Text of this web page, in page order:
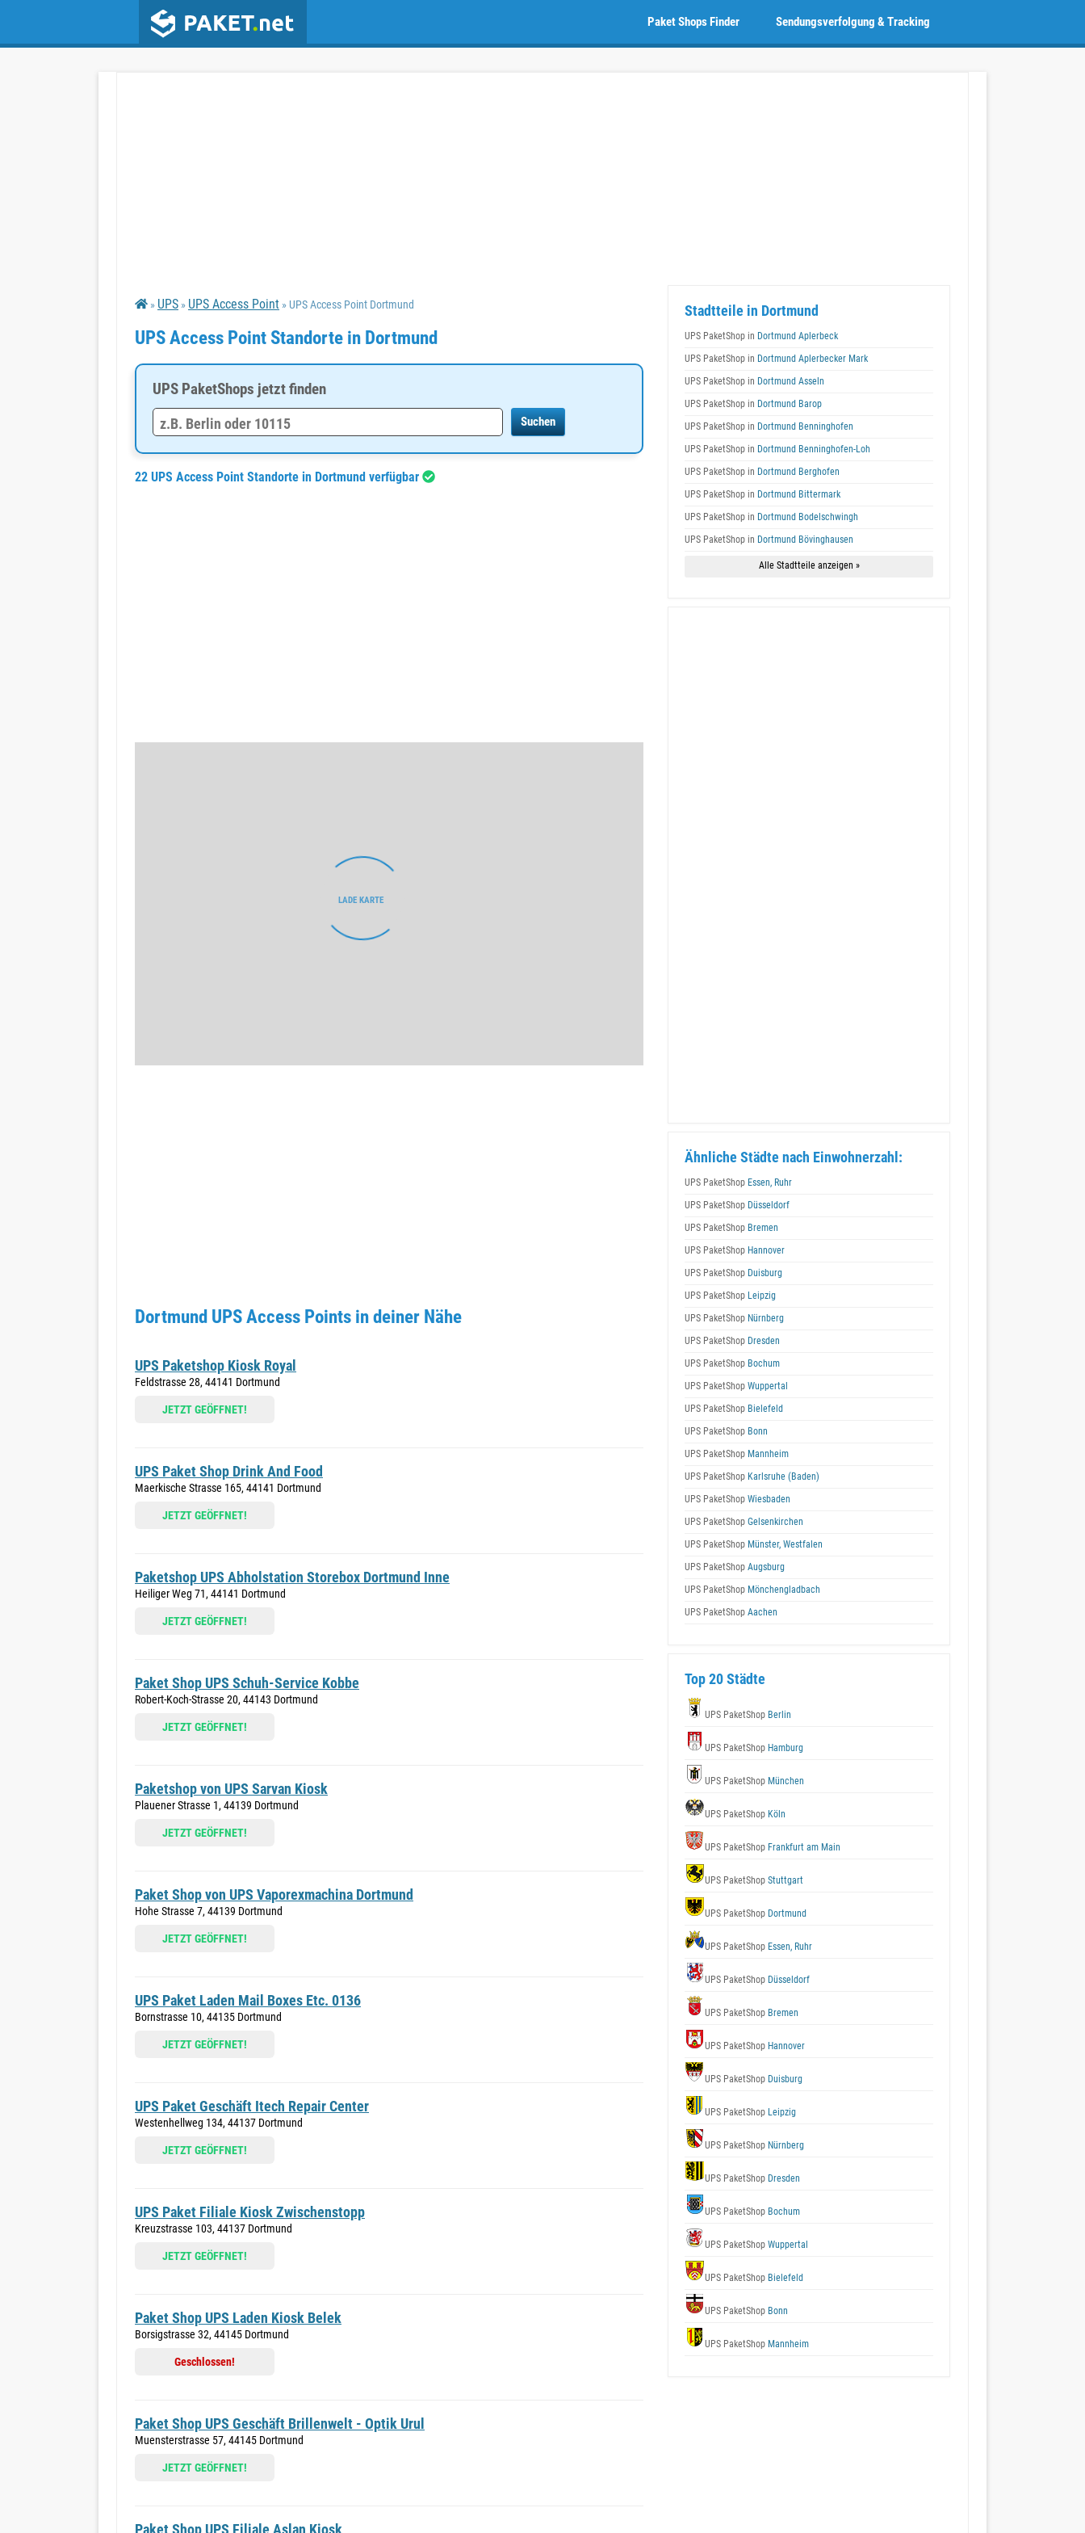
Sendungsverfolgung & Tracking
Paket Shops Finder
» UPS » UPS Access Point » UPS Access Point Dortmund
UPS Access Point Standorte in Dortmund
UPS PaketShops jetzt finden
22 UPS Access Point Standorte in Dortmund verfügbar
Dortmund UPS Access Points in deiner Nähe
UPS Paketshop Kiosk Royal
Feldstrasse 28, 44141 Dortmund
JETZT GEÖFFNET!
UPS Paket Shop Drink And Food
Maerkische Strasse 165, 44141 Dortmund
JETZT GEÖFFNET!
Paketshop UPS Abholstation Storebox Dortmund Inne
Heiliger Weg 71, 44141 Dortmund
JETZT GEÖFFNET!
Paket Shop UPS Schuh-Service Kobbe
Robert-Koch-Strasse 20, 44143 Dortmund
JETZT GEÖFFNET!
Paketshop von UPS Sarvan Kiosk
Plauener Strasse 1, 44139 Dortmund
JETZT GEÖFFNET!
Paket Shop von UPS Vaporexmachina Dortmund
Hohe Strasse 7, 44139 Dortmund
JETZT GEÖFFNET!
UPS Paket Laden Mail Boxes Etc. 0136
Bornstrasse 10, 44135 Dortmund
JETZT GEÖFFNET!
UPS Paket Geschäft Itech Repair Center
Westenhellweg 134, 44137 Dortmund
JETZT GEÖFFNET!
UPS Paket Filiale Kiosk Zwischenstopp
Kreuzstrasse 103, 44137 Dortmund
JETZT GEÖFFNET!
Paket Shop UPS Laden Kiosk Belek
Borsigstrasse 32, 44145 Dortmund
Geschlossen!
Paket Shop UPS Geschäft Brillenwelt - Optik Urul
Muensterstrasse 57, 44145 Dortmund
JETZT GEÖFFNET!
Paket Shop UPS Filiale Aslan Kiosk
Stadtteile in Dortmund
UPS PaketShop in Dortmund Aplerbeck
UPS PaketShop in Dortmund Aplerbecker Mark
UPS PaketShop in Dortmund Asseln
UPS PaketShop in Dortmund Barop
UPS PaketShop in Dortmund Benninghofen
UPS PaketShop in Dortmund Benninghofen-Loh
UPS PaketShop in Dortmund Berghofen
UPS PaketShop in Dortmund Bittermark
UPS PaketShop in Dortmund Bodelschwingh
UPS PaketShop in Dortmund Bövinghausen
Alle Stadtteile anzeigen »
Ähnliche Städte nach Einwohnerzahl:
UPS PaketShop Essen, Ruhr
UPS PaketShop Düsseldorf
UPS PaketShop Bremen
UPS PaketShop Hannover
UPS PaketShop Duisburg
UPS PaketShop Leipzig
UPS PaketShop Nürnberg
UPS PaketShop Dresden
UPS PaketShop Bochum
UPS PaketShop Wuppertal
UPS PaketShop Bielefeld
UPS PaketShop Bonn
UPS PaketShop Mannheim
UPS PaketShop Karlsruhe (Baden)
UPS PaketShop Wiesbaden
UPS PaketShop Gelsenkirchen
UPS PaketShop Münster, Westfalen
UPS PaketShop Augsburg
UPS PaketShop Mönchengladbach
UPS PaketShop Aachen
Top 20 Städte
UPS PaketShop Berlin
UPS PaketShop Hamburg
UPS PaketShop München
UPS PaketShop Köln
UPS PaketShop Frankfurt am Main
UPS PaketShop Stuttgart
UPS PaketShop Dortmund
UPS PaketShop Essen, Ruhr
UPS PaketShop Düsseldorf
UPS PaketShop Bremen
UPS PaketShop Hannover
UPS PaketShop Duisburg
UPS PaketShop Leipzig
UPS PaketShop Nürnberg
UPS PaketShop Dresden
UPS PaketShop Bochum
UPS PaketShop Wuppertal
UPS PaketShop Bielefeld
UPS PaketShop Bonn
UPS PaketShop Mannheim